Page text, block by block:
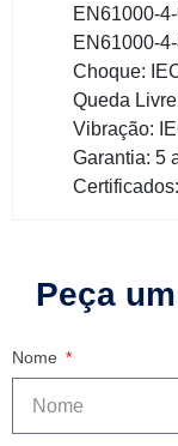
EN61000-
EN61000-
Choque:
Queda
Vibração:
Garantia: 5
Peça
Nome